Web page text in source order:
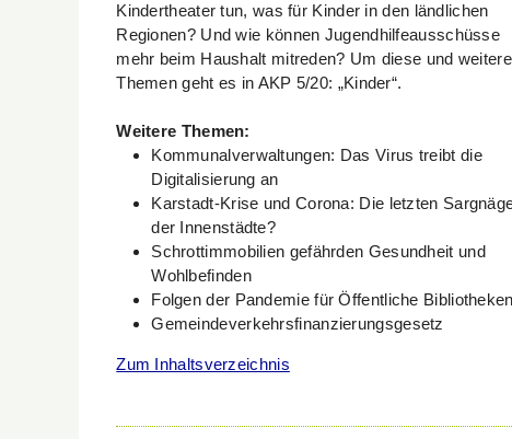
Kindertheater tun, was für Kinder in den ländlichen
Regionen? Und wie können Jugendhilfeausschüsse
mehr beim Haushalt mitreden? Um diese und weitere
Themen geht es in AKP 5/20: „Kinder“.
Weitere Themen:
Kommunalverwaltungen: Das Virus treibt die
Digitalisierung an
Karstadt-Krise und Corona: Die letzten
der Innenstädte?
Schrottimmobilien gefährden Gesundheit und
Wohlbefinden
Folgen der Pandemie für Öffentliche Bibliotheken
Gemeindeverkehrsfinanzierungsgesetz
Zum Inhaltsverzeichnis